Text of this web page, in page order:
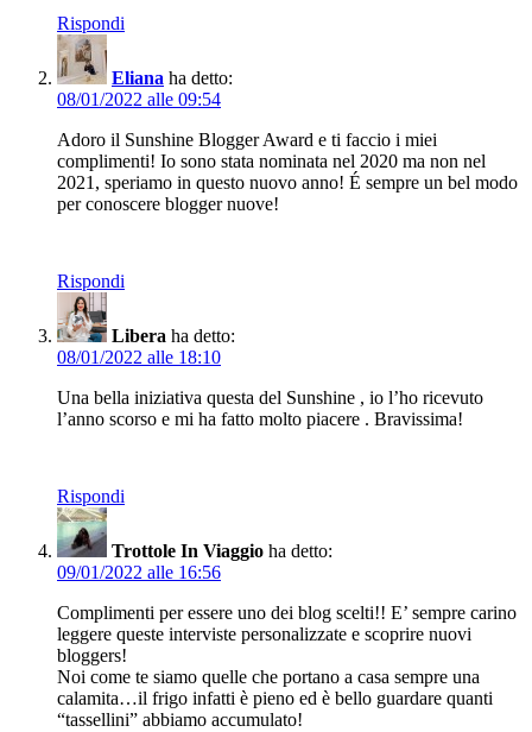
Rispondi
Eliana ha detto:
08/01/2022 alle 09:54
Adoro il Sunshine Blogger Award e ti faccio i miei
complimenti! Io sono stata nominata nel 2020 ma non nel
2021, speriamo in questo nuovo anno! É sempre un bel modo
per conoscere blogger nuove!
Rispondi
Libera ha detto:
08/01/2022 alle 18:10
Una bella iniziativa questa del Sunshine , io l’ho ricevuto
l’anno scorso e mi ha fatto molto piacere . Bravissima!
Rispondi
Trottole In Viaggio ha detto:
09/01/2022 alle 16:56
Complimenti per essere uno dei blog scelti!! E’ sempre carino
leggere queste interviste personalizzate e scoprire nuovi
bloggers!
Noi come te siamo quelle che portano a casa sempre una
calamita…il frigo infatti è pieno ed è bello guardare quanti
“tassellini” abbiamo accumulato!